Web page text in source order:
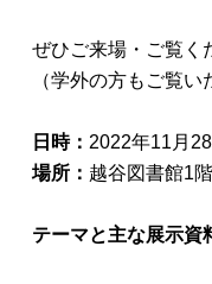
ぜひご来場・ご覧く
（学外の方もご覧い
日時： 2022年11月
場所： 越谷図書館1
テーマと主な展示資